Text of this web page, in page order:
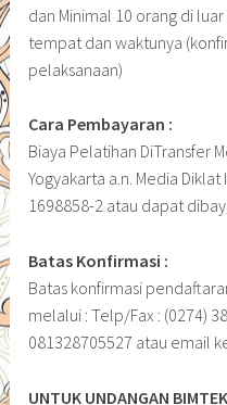
dan Minimal 10 orang di
tempat dan waktunya
pelaksanaan)
Cara Pembayaran :
Biaya Pelatihan DiTransfer
Yogyakarta a.n. Media
1698858-2 atau dapat
Batas Konfirmasi :
Batas konfirmasi
melalui : Telp/Fax : (0274)
081328705527 atau email
UNTUK UNDANGAN